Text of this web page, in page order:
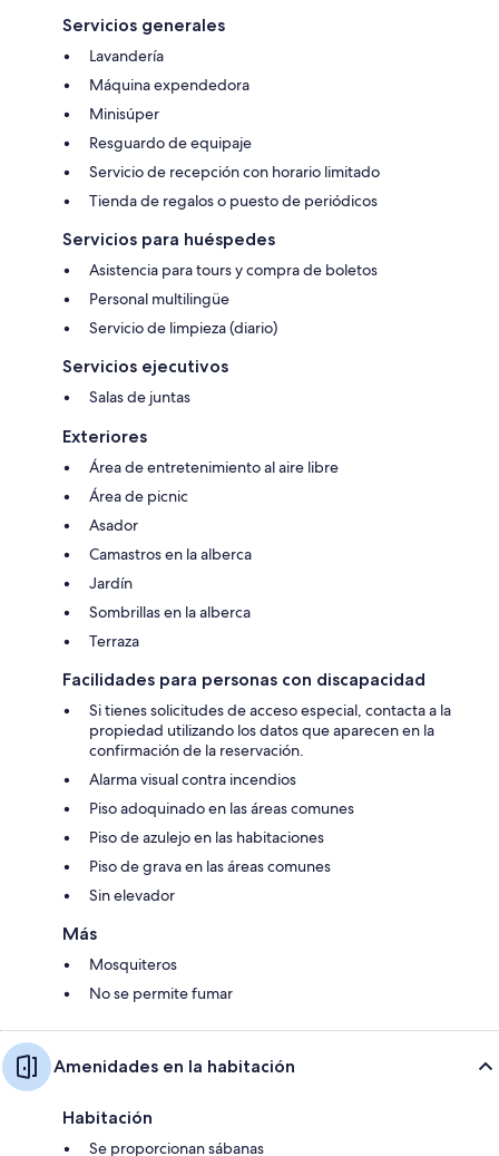
Servicios generales
Lavandería
Máquina expendedora
Minisúper
Resguardo de equipaje
Servicio de recepción con horario limitado
Tienda de regalos o puesto de periódicos
Servicios para huéspedes
Asistencia para tours y compra de boletos
Personal multilingüe
Servicio de limpieza (diario)
Servicios ejecutivos
Salas de juntas
Exteriores
Área de entretenimiento al aire libre
Área de picnic
Asador
Camastros en la alberca
Jardín
Sombrillas en la alberca
Terraza
Facilidades para personas con discapacidad
Si tienes solicitudes de acceso especial, contacta a la
propiedad utilizando los datos que aparecen en la
confirmación de la reservación.
Alarma visual contra incendios
Piso adoquinado en las áreas comunes
Piso de azulejo en las habitaciones
Piso de grava en las áreas comunes
Sin elevador
Más
Mosquiteros
No se permite fumar
Amenidades en la habitación
Habitación
Se proporcionan sábanas